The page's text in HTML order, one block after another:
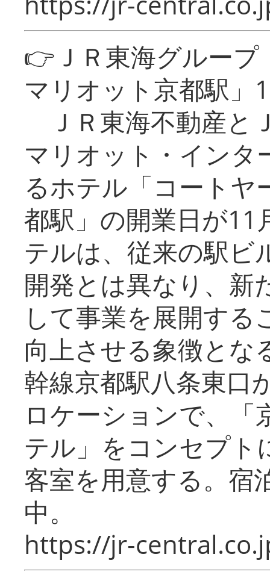
👉ＪＲ東海グルー
マリオット京都駅」
ＪＲ東海不動産と
マリオット・インタ
るホテル「コートヤ
都駅」の開業日が11
テルは、従来の駅ビ
開発とは異なり、新
して事業を展開する
向上させる象徴とな
幹線京都駅八条東口
ロケーションで、「
テル」をコンセプト
客室を用意する。宿
中。
https://jr-